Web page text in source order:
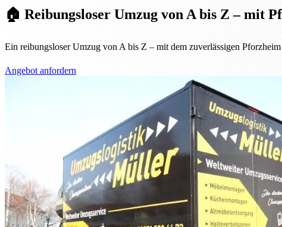
🏠 Reibungsloser Umzug von A bis Z – mit
Ein reibungsloser Umzug von A bis Z – mit dem zuverlässigen
Angebot anfordern